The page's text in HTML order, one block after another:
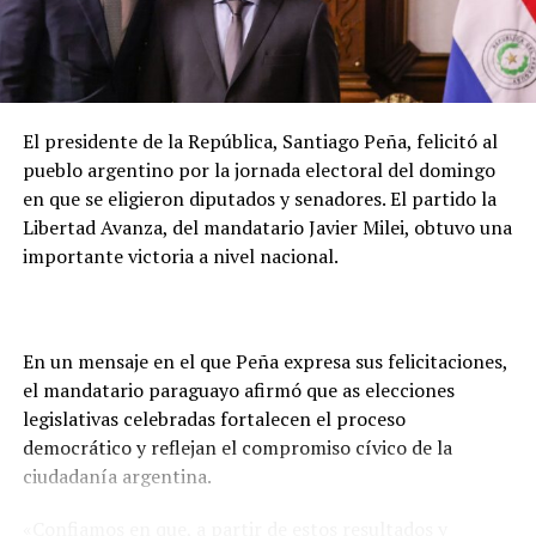
A diferencia de lo que podría parecer un hecho aislado,
la investigación reveló que el asesinatoestá
directamente vinculado al negocio mismo de la red
Según el delegadoLuis Gustavo Timossi , responsable
del caso, Gomes habría reaccionado al temor de perder
el control de la red, sumado a divergencias por la
apertura de unaclínica odontológica competidora
Las pruebas
Durante cuatro años de trabajo investigativo, la Policía
Civil utilizó análisis de datos telemáticos, quiebres de
sigilo bancario, declaraciones de múltiples testigos y la
El presidente de la República, Santiago Peña, felicitó al
pueblo argentino por la jornada electoral del domingo
en que se eligieron diputados y senadores. El partido la
Libertad Avanza, del mandatario Javier Milei, obtuvo una
importante victoria a nivel nacional.
En un mensaje en el que Peña expresa sus felicitaciones,
el mandatario paraguayo afirmó que as elecciones
legislativas celebradas fortalecen el proceso
democrático y reflejan el compromiso cívico de la
ciudadanía argentina.